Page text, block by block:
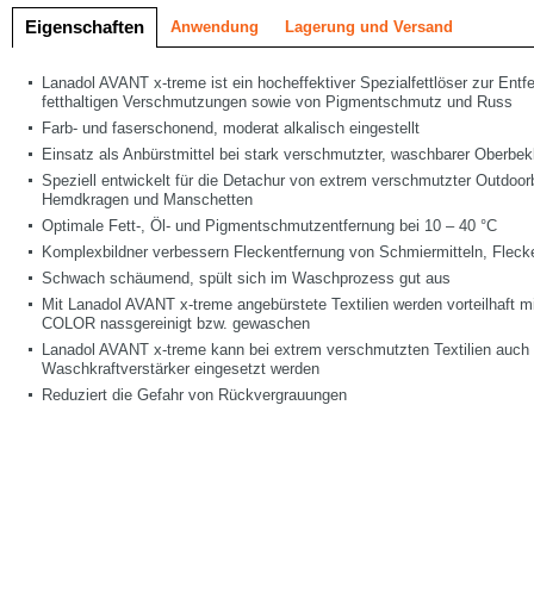
Eigenschaften Anwendung Lagerung und Versand
Lanadol AVANT x-treme ist ein hocheffektiver Spezialfettlöser zur
fetthaltigen Verschmutzungen sowie von Pigmentschmutz und Russ
Farb- und faserschonend, moderat alkalisch eingestellt
Einsatz als Anbürstmittel bei stark verschmutzter, waschbarer
Speziell entwickelt für die Detachur von extrem verschmutzter
Hemdkragen und Manschetten
Optimale Fett-, Öl- und Pigmentschmutzentfernung bei 10 – 40 °C
Komplexbildner verbessern Fleckentfernung von Schmiermitteln,
Schwach schäumend, spült sich im Waschprozess gut aus
Mit Lanadol AVANT x-treme angebürstete Textilien werden vorteilhaft
COLOR nassgereinigt bzw. gewaschen
Lanadol AVANT x-treme kann bei extrem verschmutzten Textilien
Waschkraftverstärker eingesetzt werden
Reduziert die Gefahr von Rückvergrauungen